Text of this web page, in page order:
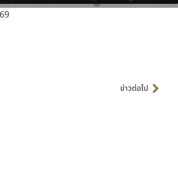
ข่าวต่อไป